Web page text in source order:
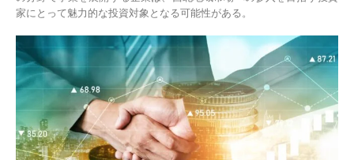
家にとって魅力的な投資対象となる可能性がある。